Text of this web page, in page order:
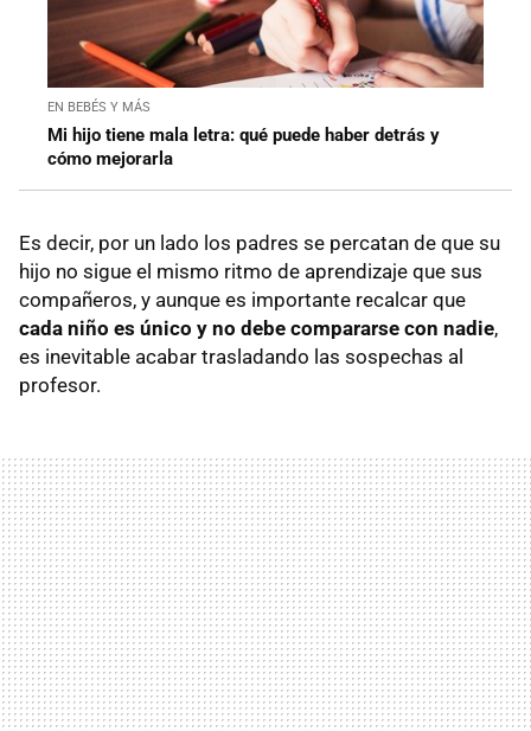
EN BEBÉS Y MÁS
Mi hijo tiene mala letra: qué puede haber detrás y
cómo mejorarla
Es decir, por un lado los padres se percatan de que su
hijo no sigue el mismo ritmo de aprendizaje que sus
compañeros, y aunque es importante recalcar que
cada niño es único y no debe compararse con nadie,
es inevitable acabar trasladando las sospechas al
profesor.